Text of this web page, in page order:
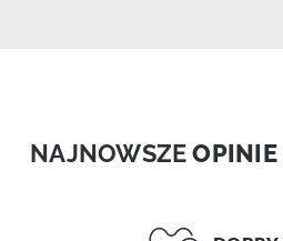
NAJNOWSZEOPINIE